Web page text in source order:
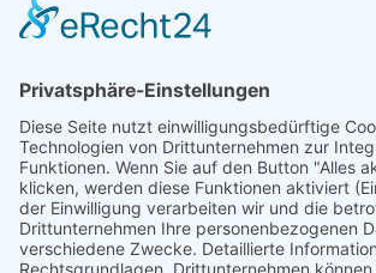
Unternehmen
Über
uns
Kontakt
Kreativ